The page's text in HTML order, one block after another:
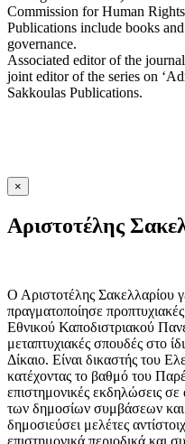
Commission for Human
Publications include books
governance.
Associated editor of the
joint editor of the series on
Sakkoulas Publications.
×
Αριστοτέλης
Ο Αριστοτέλης Σακελλαρίου
πραγματοποίησε
Εθνικού Καποδιστριακού
μεταπτυχιακές σπουδές στο
Δίκαιο. Είναι δικαστής του
κατέχοντας το βαθμό του
επιστημονικές εκδηλώσεις σε
των δημοσίων συμβάσεων και
δημοσιεύσει μελέτες